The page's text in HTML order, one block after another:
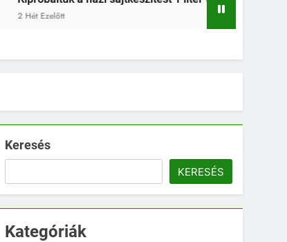
Keresés
KERESÉS
Kategóriák